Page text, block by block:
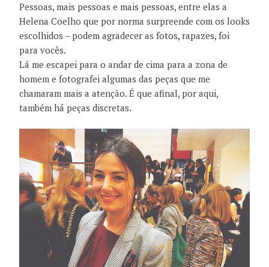
Pessoas, mais pessoas e mais pessoas, entre elas a
Helena Coelho que por norma surpreende com os looks
escolhidos – podem agradecer as fotos, rapazes, foi
para vocês.
Lá me escapei para o andar de cima para a zona de
homem e fotografei algumas das peças que me
chamaram mais a atenção. É que afinal, por aqui,
também há peças discretas.